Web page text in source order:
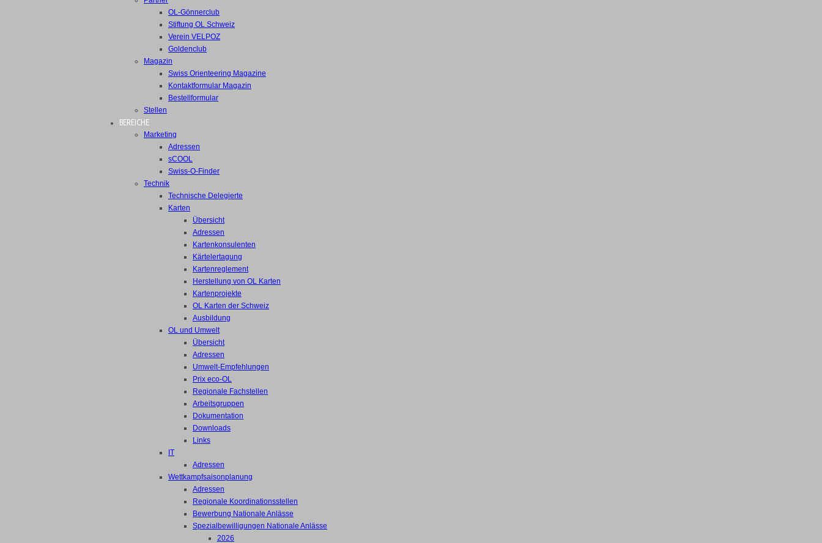
OL-Gönnerclub
Stiftung OL Schweiz
Verein VELPOZ
Goldenclub
Magazin
Swiss Orienteering Magazine
Kontaktformular Magazin
Bestellformular
Stellen
BEREICHE
Marketing
Adressen
sCOOL
Swiss-O-Finder
Technik
Technische Delegierte
Karten
Übersicht
Adressen
Kartenkonsulenten
Kärtelertagung
Kartenreglement
Herstellung von OL Karten
Kartenprojekte
OL Karten der Schweiz
Ausbildung
OL und Umwelt
Übersicht
Adressen
Umwelt-Empfehlungen
Prix eco-OL
Regionale Fachstellen
Arbeitsgruppen
Dokumentation
Downloads
Links
IT
Adressen
Wettkampfsaisonplanung
Adressen
Regionale Koordinationsstellen
Bewerbung Nationale Anlässe
Spezialbewilligungen Nationale Anlässe
2026